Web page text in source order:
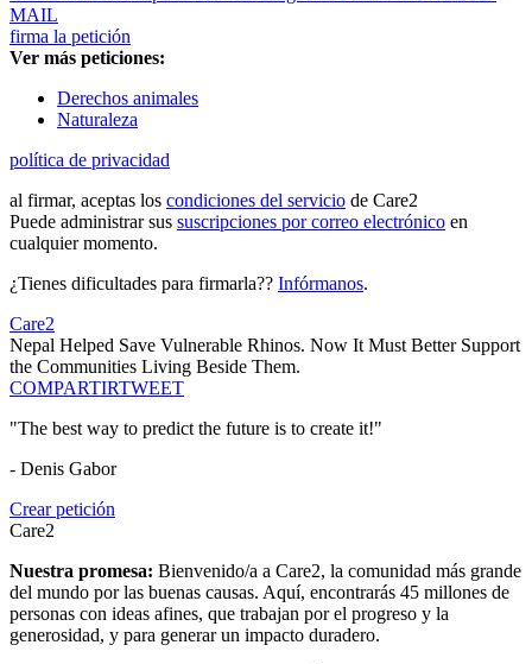
MAIL
firma la petición
Ver más peticiones:
Derechos animales
Naturaleza
política de privacidad
al firmar, aceptas los condiciones del servicio de Care2
Puede administrar sus suscripciones por correo electrónico en
cualquier momento.
¿Tienes dificultades para firmarla?? Infórmanos.
Care2
Nepal Helped Save Vulnerable Rhinos. Now It Must Better Support
the Communities Living Beside Them.
COMPARTIRTWEET
"The best way to predict the future is to create it!"
- Denis Gabor
Crear petición
Care2
Nuestra promesa: Bienvenido/a a Care2, la comunidad más grande
del mundo por las buenas causas. Aquí, encontrarás 45 millones de
personas con ideas afines, que trabajan por el progreso y la
generosidad, y para generar un impacto duradero.